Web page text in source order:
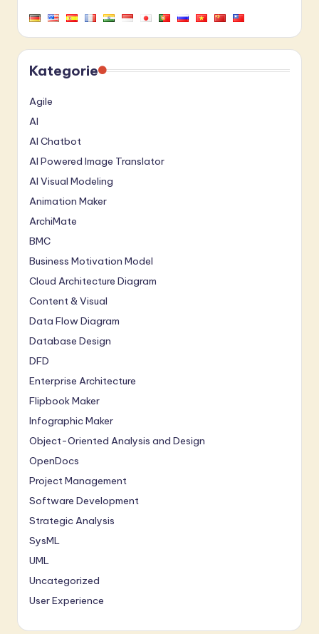
Kategorie
Agile
AI
AI Chatbot
AI Powered Image Translator
AI Visual Modeling
Animation Maker
ArchiMate
BMC
Business Motivation Model
Cloud Architecture Diagram
Content & Visual
Data Flow Diagram
Database Design
DFD
Enterprise Architecture
Flipbook Maker
Infographic Maker
Object-Oriented Analysis and Design
OpenDocs
Project Management
Software Development
Strategic Analysis
SysML
UML
Uncategorized
User Experience